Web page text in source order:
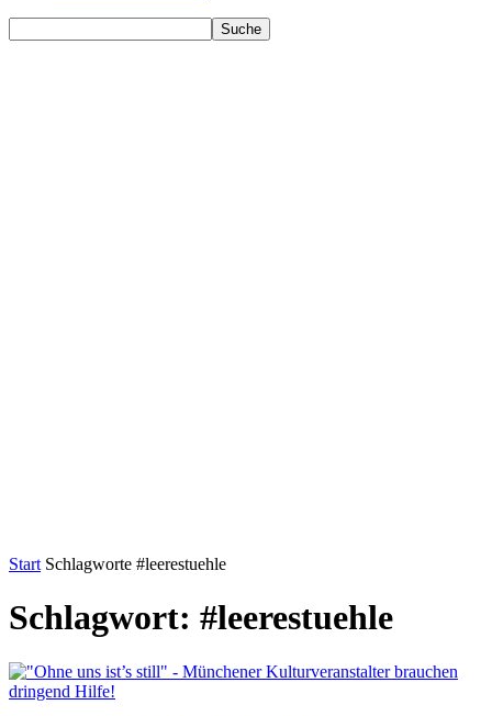
Start Schlagworte #leerestuehle
Schlagwort: #leerestuehle